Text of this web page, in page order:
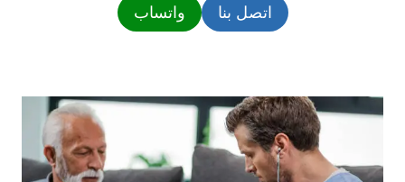
اتصل بنا واتساب